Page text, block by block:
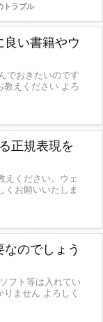
トラブル
良い書籍やウ
でおきたいのです
えください よろ
正規表現を
えください。ウェ
くお願いいたしま
のでしょう
フト等は入れてい
ません よろしく